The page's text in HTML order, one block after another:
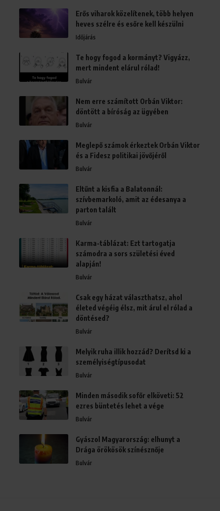
Erős viharok közelítenek, több helyen
heves szélre és esőre kell készülni
Időjárás
Te hogy fogod a kormányt? Vigyázz,
mert mindent elárul rólad!
Bulvár
Nem erre számított Orbán Viktor:
döntött a bíróság az ügyében
Bulvár
Meglepő számok érkeztek Orbán Viktor
és a Fidesz politikai jövőjéről
Bulvár
Eltűnt a kisfia a Balatonnál:
szívbemarkoló, amit az édesanya a
parton talált
Bulvár
Karma-táblázat: Ezt tartogatja
számodra a sors születési éved
alapján!
Bulvár
Csak egy házat választhatsz, ahol
életed végéig élsz, mit árul el rólad a
döntésed?
Bulvár
Melyik ruha illik hozzád? Derítsd ki a
személyiségtípusodat
Bulvár
Minden második sofőr elköveti: 52
ezres büntetés lehet a vége
Bulvár
Gyászol Magyarország: elhunyt a
Drága örökösök színésznője
Bulvár